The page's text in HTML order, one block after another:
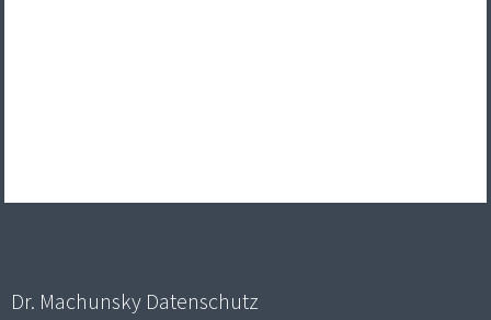
Dr. Machunsky Datenschutz